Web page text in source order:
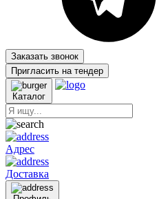
Заказать звонок
Пригласить на тендер
Каталог
Адрес
Доставка